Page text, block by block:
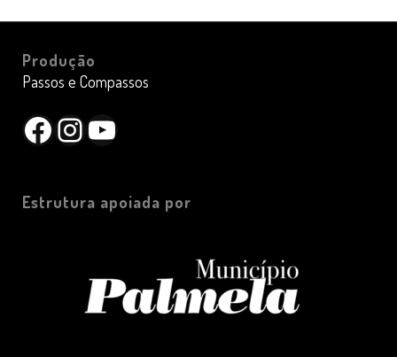
Produção
Passos e Compassos
Facebook
Instagram
YouTube
Estrutura apoiada por